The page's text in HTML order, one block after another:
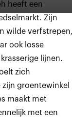
heeft een
Zijn
wilde
ook losse
lijnen.
zich
groentewinkel
maakt met
met een